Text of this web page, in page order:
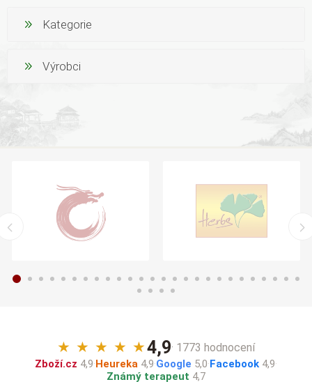
Kategorie
Výrobci
★ ★ ★ ★ ★4,9· 1773 hodnocení
Zboží.cz 4,9·Heureka 4,9·Google 5,0·Facebook 4,9·
Známý terapeut 4,7